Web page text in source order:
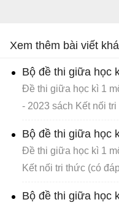
Xem thêm bài viết
Bộ đề thi giữa học
Đề thi giữa học kì 1
- 2023 sách Kết nối
Bộ đề thi giữa học
Đề thi giữa học kì 1
Kết nối tri thức (có
Bộ đề thi giữa học